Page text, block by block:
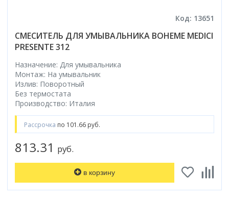
Код: 13651
СМЕСИТЕЛЬ ДЛЯ УМЫВАЛЬНИКА BOHEME MEDICI
PRESENTE 312
Назначение: Для умывальника
Монтаж: На умывальник
Излив: Поворотный
Без термостата
Производство: Италия
Рассрочка по 101.66 руб.
813.31 руб.
в корзину